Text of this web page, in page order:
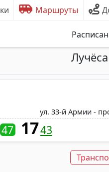
Маршруты
Лучёса
ул. 33-й Армии -
47 1743